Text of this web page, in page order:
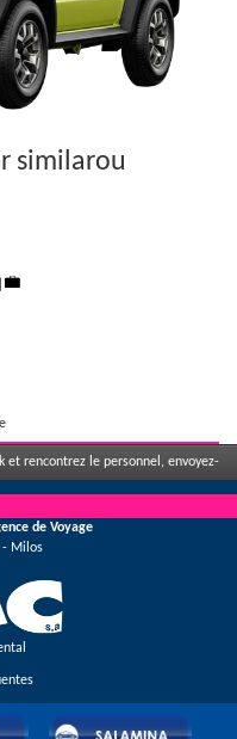
similarou
et rencontrez le personnel, envoyez-
remises et offres qui
de Voyage
- Milos